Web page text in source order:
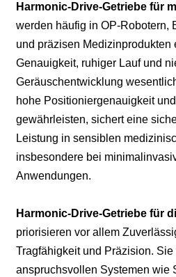
Harmonic-Drive-Getriebe für
werden häufig in OP-Robotern,
und präzisen Medizinprodukten
Genauigkeit, ruhiger Lauf und
Geräuschentwicklung
hohe Positioniergenauigkeit
gewährleisten, sichert eine
Leistung in sensiblen
insbesondere bei
Anwendungen.
Harmonic-Drive-Getriebe für
priorisieren vor allem
Tragfähigkeit und Präzision. Sie
anspruchsvollen Systemen wie